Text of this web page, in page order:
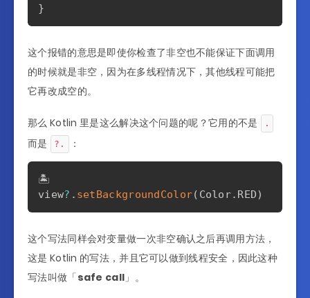
}
这个报错的意思是即使你检查了非空也不能保证下面调用
的时候就是非空，因为在多线程情况下，其他线程可能把
它再改成空的。
那么 Kotlin 里是这么解决这个问题的呢？它用的不是 .
而是 ?. ：
🏝️
view? . setBackgroundColor( Color. RED)
这个写法同样会对变量做一次非空确认之后再调用方法，
这是 Kotlin 的写法，并且它可以做到线程安全，因此这种
写法叫做「safe call 」。